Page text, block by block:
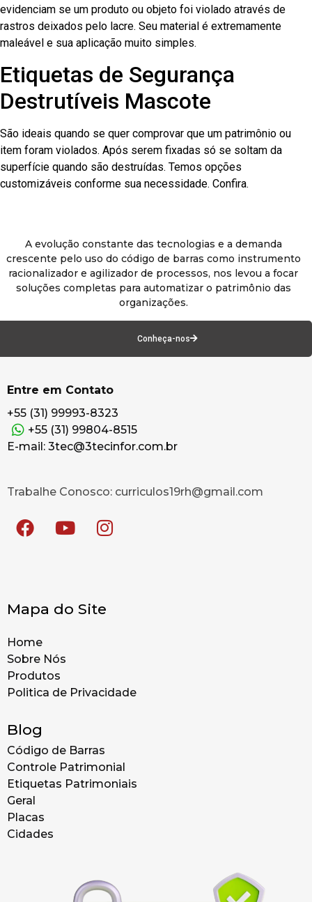
evidenciam se um produto ou objeto foi violado através de
rastros deixados pelo lacre. Seu material é extremamente
maleável e sua aplicação muito simples.
Etiquetas de Segurança
Destrutíveis Mascote
São ideais quando se quer comprovar que um patrimônio ou
item foram violados. Após serem fixadas só se soltam da
superfície quando são destruídas. Temos opções
customizáveis conforme sua necessidade. Confira.
A evolução constante das tecnologias e a demanda
crescente pelo uso do código de barras como instrumento
racionalizador e agilizador de processos, nos levou a focar
soluções completas para automatizar o patrimônio das
organizações.
Conheça-nos
Entre em Contato
+55 (31) 99993-8323
+55 (31) 99804-8515
E-mail: 3tec@3tecinfor.com.br
Trabalhe Conosco: curriculos19rh@gmail.com
Mapa do Site
Home
Sobre Nós
Produtos
Politica de Privacidade
Blog
Código de Barras
Controle Patrimonial
Etiquetas Patrimoniais
Geral
Placas
Cidades